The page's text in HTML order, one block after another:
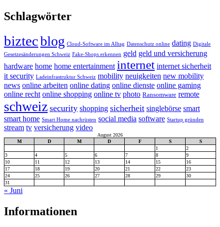
Schlagwörter
biztecblog Cloud-Software im Alltag Datenschutz online dating Digitale
Gesetzesänderungen Schweiz Fake-Shops erkennen geld geld und versicherung
hardware home home entertainment internet internet sicherheit
it security Ladeinfrastruktur Schweiz mobility neuigkeiten new mobility
news online arbeiten online dating online dienste online gaming
online recht online shopping online tv photo Ransomware remote
schweiz security shopping sicherheit singlebörse smart
smart home Smart Home nachrüsten social media software Startup gründen
stream tv versicherung video
August 2026
M
D M D F S
S
1
2
3
4 5 6 7 8
9
10
11 12 13 14 15
16
17
18 19 20 21 22
23
24
25 26 27 28 29
30
31
« Juni
Informationen